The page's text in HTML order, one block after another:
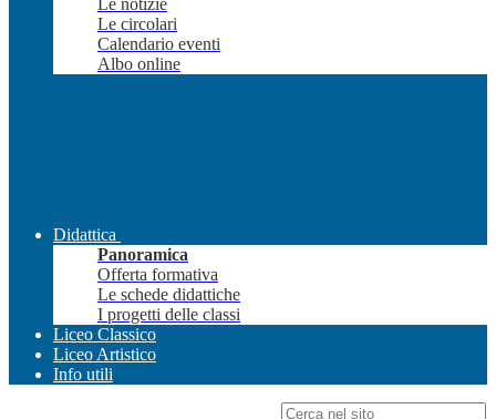
Le notizie
Le circolari
Calendario eventi
Albo online
Didattica
Panoramica
Offerta formativa
Le schede didattiche
I progetti delle classi
Liceo Classico
Liceo Artistico
Info utili